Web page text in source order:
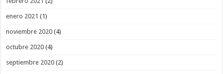
enero 2021 (1)
noviembre 2020 (4)
octubre 2020 (4)
septiembre 2020 (2)